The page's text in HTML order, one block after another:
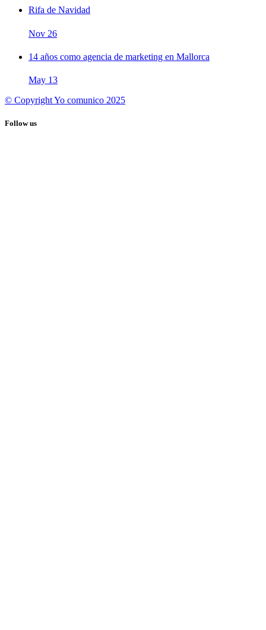
Rifa de Navidad
Nov 26
14 años como agencia de marketing en Mallorca
May 13
© Copyright Yo comunico 2025
Follow us